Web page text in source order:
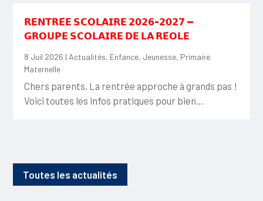
𝗥𝗘𝗡𝗧𝗥𝗘́𝗘 𝗦𝗖𝗢𝗟𝗔𝗜𝗥𝗘 𝟮𝟬𝟮𝟲-𝟮𝟬𝟮𝟳 —
𝗚𝗥𝗢𝗨𝗣𝗘 𝗦𝗖𝗢𝗟𝗔𝗜𝗥𝗘 𝗗𝗘 𝗟𝗔 𝗥𝗘́𝗢𝗟𝗘
8 Juil 2026 | Actualités, Enfance, Jeunesse, Primaire
Maternelle
Chers parents, La rentrée approche à grands pas !
Voici toutes les infos pratiques pour bien...
Toutes les actualités